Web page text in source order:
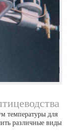
температуры для
различные виды